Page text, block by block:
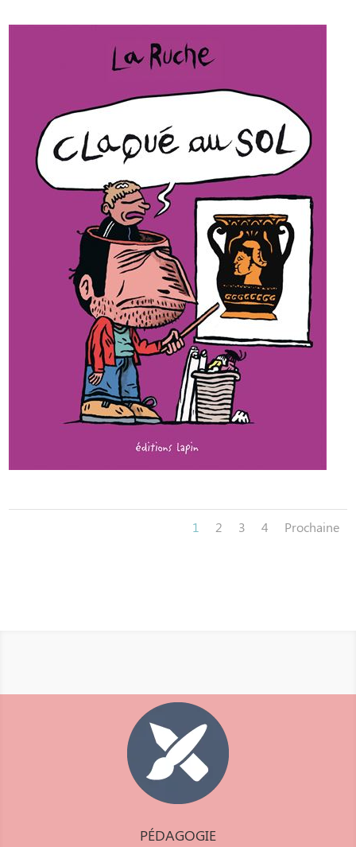
1 2 3 4 Prochaine
PÉDAGOGIE